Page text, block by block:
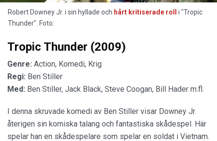
Robert Downey Jr. i sin hyllade och hårt kritiserade roll
i "Tropic
Thunder". Foto:
Tropic Thunder (2009)
Genre: Action, Komedi, Krig
Regi: Ben Stiller
Med: Ben Stiller, Jack Black, Steve Coogan, Bill Hader m.fl.
I denna skruvade komedi av Ben Stiller visar Downey Jr.
återigen sin komiska talang och fantastiska skådespel. Här
spelar han en skådespelare som spelar en soldat i Vietnam.